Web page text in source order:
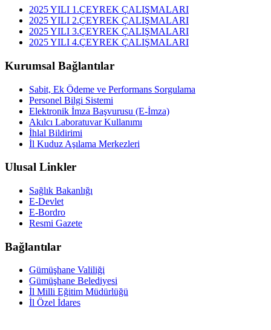
2025 YILI 1.ÇEYREK ÇALIŞMALARI
2025 YILI 2.ÇEYREK ÇALIŞMALARI
2025 YILI 3.ÇEYREK ÇALIŞMALARI
2025 YILI 4.ÇEYREK ÇALIŞMALARI
Kurumsal Bağlantılar
Sabit, Ek Ödeme ve Performans Sorgulama
Personel Bilgi Sistemi
Elektronik İmza Başvurusu (E-İmza)
Akılcı Laboratuvar Kullanımı
İhlal Bildirimi
İl Kuduz Aşılama Merkezleri
Ulusal Linkler
Sağlık Bakanlığı
E-Devlet
E-Bordro
Resmi Gazete
Bağlantılar
Gümüşhane Valiliği
Gümüşhane Belediyesi
İl Milli Eğitim Müdürlüğü
İl Özel İdares